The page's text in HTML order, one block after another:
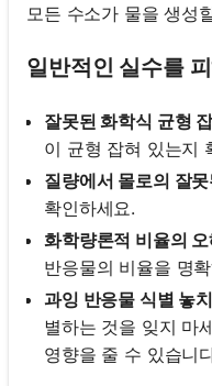
모든 수소가 물을 생성
일반적인 실수를
잘못된 화학식 균형
이 균형 잡혀 있는지
질량에서 몰로의 잘
확인하세요.
화학량론적 비율의 오
반응물의 비율을 명
과잉 반응물 식별 놓
별하는 것을 잊지 마
영향을 줄 수 있습니